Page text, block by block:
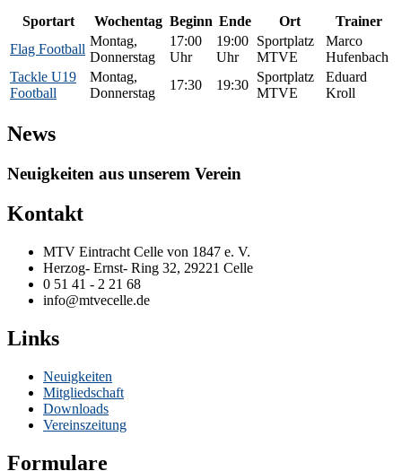
Sportart Wochentag Beginn Ende Ort
Trainer
Flag Football
Montag,
Donnerstag
17:00
Uhr
19:00
Uhr
Sportplatz
MTVE
Marco
Hufenbach
Tackle U19
Football
Montag,
Donnerstag
17:30 19:30
Sportplatz
MTVE
Eduard
Kroll
News
Neuigkeiten aus unserem Verein
Kontakt
MTV Eintracht Celle von 1847 e. V.
Herzog- Ernst- Ring 32, 29221 Celle
0 51 41 - 2 21 68
info@mtvecelle.de
Links
Neuigkeiten
Mitgliedschaft
Downloads
Vereinszeitung
Formulare